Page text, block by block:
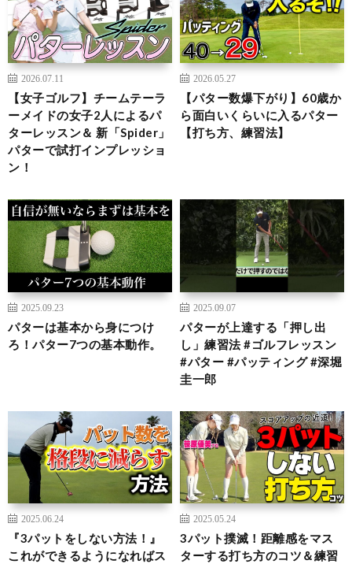
2026.07.11
【女子ゴルフ】チームテーラ
ーメイドの女子2人によるパ
ターレッスン＆ 新「Spider」
パターで試打インプレッショ
ン！
2026.05.27
【パター数爆下がり】60歳か
ら面白いくらいに入るパター
【打ち方、練習法】
2025.09.23
パターは基本から身につけ
ろ！パター7つの基本動作。
2025.09.07
パターが上達する「押し出
し」練習法 #ゴルフレッスン
#パター #パッティング #深堀
圭一郎
2025.06.24
『3パットをしない方法！』
これができるようになればス
2025.05.24
3パット撲滅！距離感をマス
ターする打ち方のコツ＆練習